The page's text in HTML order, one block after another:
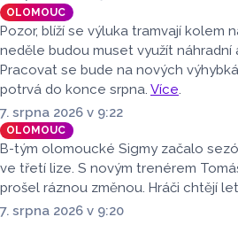
OLOMOUC
Pozor, blíží se výluka tramvají kolem
neděle budou muset využít náhradní
Pracovat se bude na nových
potrvá do konce srpna. Více
7. srpna 2026 v 9:22
OLOMOUC
B-tým olomoucké Sigmy začalo
ve třetí lize. S novým trenérem
prošel ráznou změnou. Hráči chtějí
7. srpna 2026 v 9:20